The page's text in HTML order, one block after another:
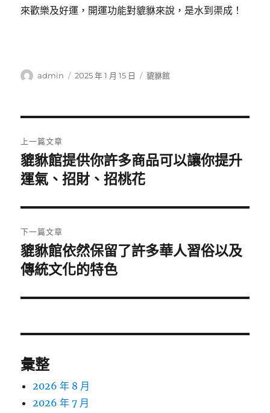
來歡樂及好運，開運功能對貔貅來說，是水到渠成！
作
admin
發
2025 年 1 月 15 日
分
貔貅館
章
導
覽
上一篇文章
上
一
文
章:
貔貅館提供你許多商品可以讓你提升
運氣、招財、招桃花
下一篇文章
下
一
文
貔貅館依然保留了許多華人習俗以及
傳統文化的特色
彙整
2026 年 8 月
2026 年 7 月